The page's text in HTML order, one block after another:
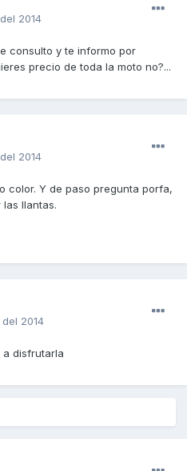
2014
consulto y te informo por
precio de toda la moto no?...
2014
color. Y de paso pregunta porfa,
llantas.
2014
disfrutarla